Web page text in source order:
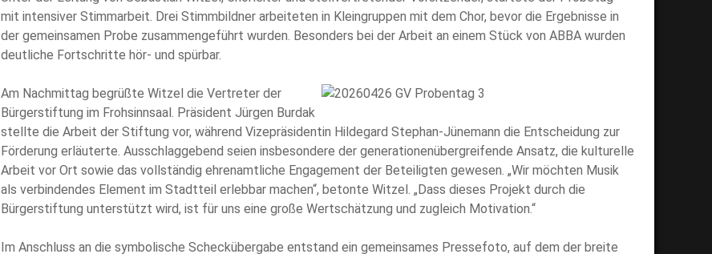
mit intensiver Stimmarbeit. Drei Stimmbildner arbeiteten in Kleingruppen mit dem Chor, bevor die Ergebnisse in
der gemeinsamen Probe zusammengeführt wurden. Besonders bei der Arbeit an einem Stück von ABBA wurden
deutliche Fortschritte hör- und spürbar.
Am Nachmittag begrüßte Witzel die Vertreter der
Bürgerstiftung im Frohsinnsaal. Präsident Jürgen Burdak
stellte die Arbeit der Stiftung vor, während Vizepräsidentin Hildegard Stephan-Jünemann die Entscheidung zur
Förderung erläuterte. Ausschlaggebend seien insbesondere der generationenübergreifende Ansatz, die kulturelle
Arbeit vor Ort sowie das vollständig ehrenamtliche Engagement der Beteiligten gewesen. „Wir möchten Musik
als verbindendes Element im Stadtteil erlebbar machen“, betonte Witzel. „Dass dieses Projekt durch die
Bürgerstiftung unterstützt wird, ist für uns eine große Wertschätzung und zugleich Motivation.“
Im Anschluss an die symbolische Scheckübergabe entstand ein gemeinsames Pressefoto, auf dem der breite